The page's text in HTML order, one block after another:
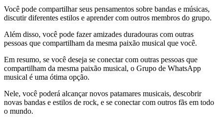
Você pode compartilhar seus pensamentos sobre bandas e músicas,
discutir diferentes estilos e aprender com outros membros do grupo.
Além disso, você pode fazer amizades duradouras com outras
pessoas que compartilham da mesma paixão musical que você.
Em resumo, se você deseja se conectar com outras pessoas que
compartilham da mesma paixão musical, o Grupo de WhatsApp
musical é uma ótima opção.
Nele, você poderá alcançar novos patamares musicais, descobrir
novas bandas e estilos de rock, e se conectar com outros fãs em todo
o mundo.